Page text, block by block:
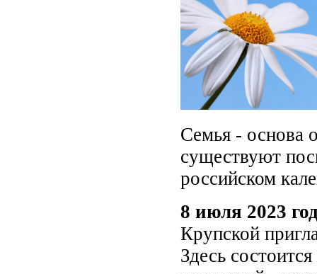
Семья - основа
существуют
российском
8 июля 2023
Крупской
Здесь